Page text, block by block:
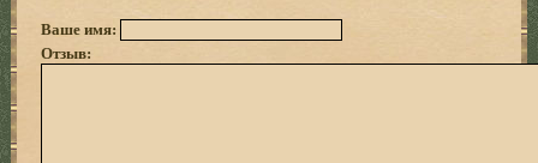
Ваше имя:
Отзыв: